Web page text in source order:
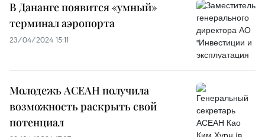
В Дананге появится «умный»
терминал аэропорта
23/04/2024 15:11
Молодежь АСЕАН получила
возможность раскрыть свой
потенциал